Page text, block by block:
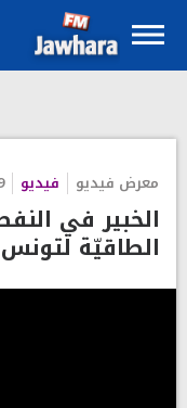
معرض فيديو فيديو
الخبير في
الطاقيّة لتونس